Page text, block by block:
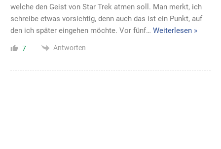
welche den Geist von Star Trek atmen soll. Man merkt, ich
schreibe etwas vorsichtig, denn auch das ist ein Punkt, auf
den ich später eingehen möchte. Vor fünf… Weiterlesen »
7 Antworten